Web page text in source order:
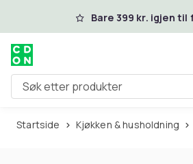
Hopp til hovedinnhold
Bare 399 kr. igjen
Søk etter produkter
Startside Kjøkken & husholdning